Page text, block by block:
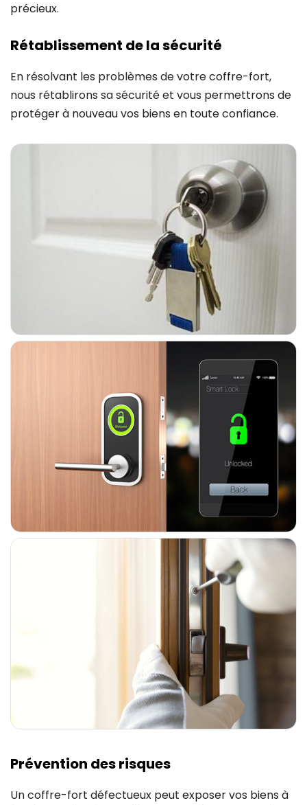
précieux.
Rétablissement de la sécurité
En résolvant les problèmes de votre coffre-fort,
nous rétablirons sa sécurité et vous permettrons de
protéger à nouveau vos biens en toute confiance.
Prévention des risques
Un coffre-fort défectueux peut exposer vos biens à